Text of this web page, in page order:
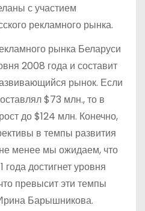
с участием
рекламного рынка.
рынка Беларуси
2008 года и составит
рынок. Если
$73 млн., то в
до $124 млн. Конечно,
в темпы развития
менее мы ожидаем, что
года достигнет уровня
превысит эти темпы
Барышникова.